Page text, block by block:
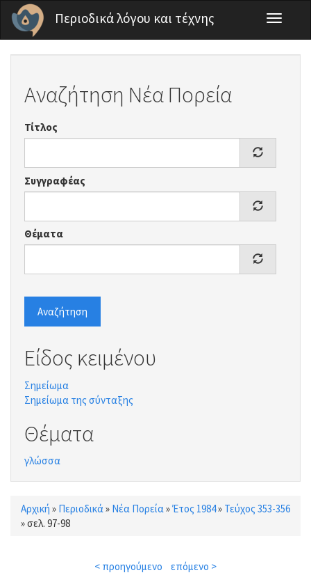
Παράκαμψη προς το κυρίως περιεχόμενο
Περιοδικά λόγου και τέχνης
Toggle
Αναζήτηση Νέα Πορεία
Τίτλος
Συγγραφέας
Θέματα
Αναζήτηση
Είδος κειμένου
Σημείωμα
Σημείωμα της σύνταξης
Θέματα
γλώσσα
Είστε εδώ
Αρχική » Περιοδικά» Νέα Πορεία»Έτος 1984» Τεύχος 353-356
»σελ. 97-98
< προηγούμενο επόμενο >